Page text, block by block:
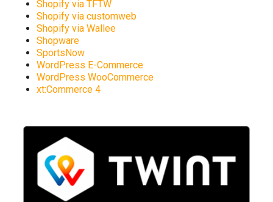
Shopify via TFTW
Shopify via customweb
Shopify via Wallee
Shopware
SportsNow
WordPress E-Commerce
WordPress WooCommerce
xt:Commerce 4